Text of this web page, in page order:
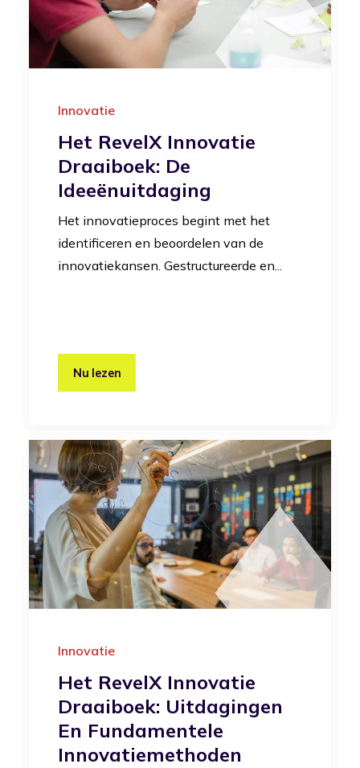
Innovatie
Het RevelX Innovatie
Draaiboek: De
Ideeënuitdaging
Het innovatieproces begint met het
identificeren en beoordelen van de
innovatiekansen. Gestructureerde en...
Nu lezen
Innovatie
Het RevelX Innovatie
Draaiboek: Uitdagingen
En Fundamentele
Innovatiemethoden